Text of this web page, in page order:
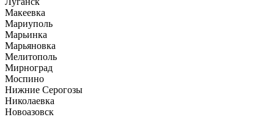
Макеевка
Мариуполь
Марьинка
Марьяновка
Мелитополь
Мирноград
Моспино
Нижние Серогозы
Николаевка
Новоазовск